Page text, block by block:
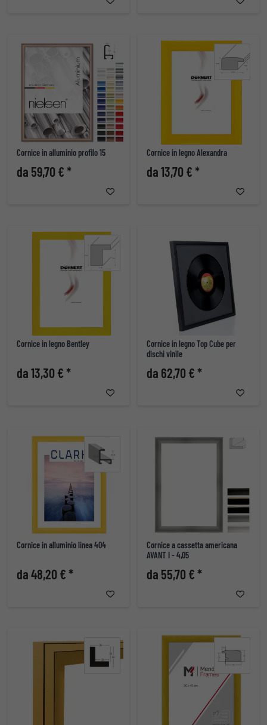
Cornice in alluminio profilo 15
da 59,70 € *
Cornice in legno Alexandra
da 13,70 € *
Cornice in legno Bentley
da 13,30 € *
Cornice in legno Top Cube per
dischi vinile
da 62,70 € *
Cornice in alluminio linea 404
da 48,20 € *
Cornice a cassetta americana
AVANT I - 4,05
da 55,70 € *